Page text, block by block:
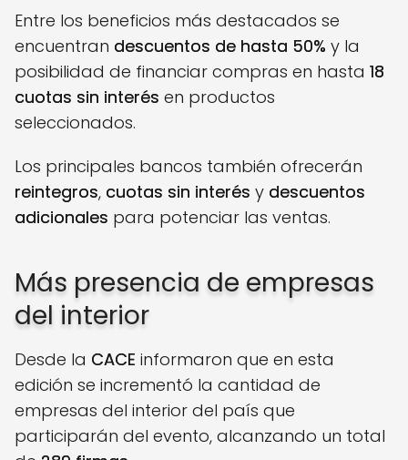
Entre los beneficios más destacados se
encuentran descuentos de hasta 50% y la
posibilidad de financiar compras en hasta 18
cuotas sin interés en productos
seleccionados.
Los principales bancos también ofrecerán
reintegros, cuotas sin interés y descuentos
adicionales para potenciar las ventas.
Más presencia de empresas
del interior
Desde la CACE informaron que en esta
edición se incrementó la cantidad de
empresas del interior del país que
participarán del evento, alcanzando un total